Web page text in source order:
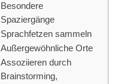
Besondere
Spaziergänge
Sprachfetzen sammeln
Außergewöhnliche Orte
Assoziieren durch
Brainstorming,